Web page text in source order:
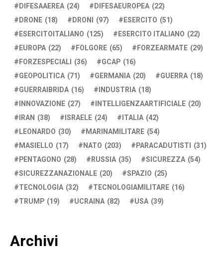
DIFESAAEREA (24) DIFESAEUROPEA (22)
DRONE (18) DRONI (97) ESERCITO (51)
ESERCITOITALIANO (125) ESERCITO ITALIANO (22)
EUROPA (22) FOLGORE (65) FORZEARMATE (29)
FORZESPECIALI (36) GCAP (16)
GEOPOLITICA (71) GERMANIA (20) GUERRA (18)
GUERRAIBRIDA (16) INDUSTRIA (18)
INNOVAZIONE (27) INTELLIGENZAARTIFICIALE (20)
IRAN (38) ISRAELE (24) ITALIA (42)
LEONARDO (30) MARINAMILITARE (54)
MASIELLO (17) NATO (203) PARACADUTISTI (31)
PENTAGONO (28) RUSSIA (35) SICUREZZA (54)
SICUREZZANAZIONALE (20) SPAZIO (25)
TECNOLOGIA (32) TECNOLOGIAMILITARE (16)
TRUMP (19) UCRAINA (82) USA (39)
Archivi